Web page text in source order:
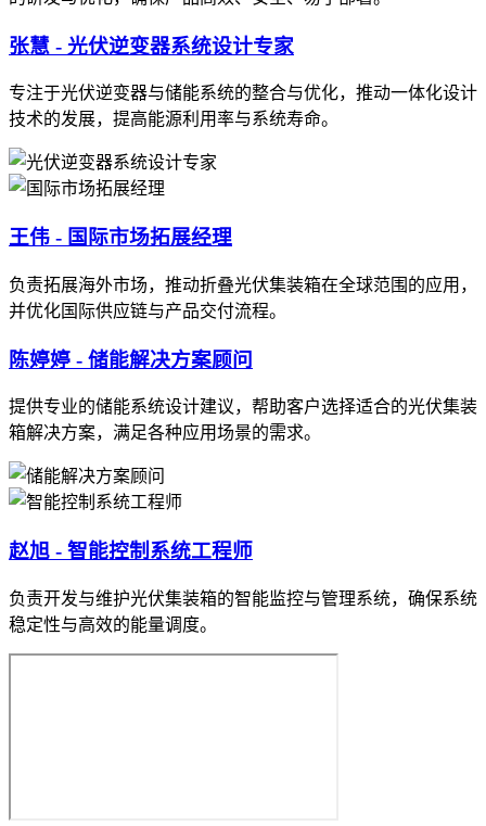
张慧 - 光伏逆变器系统设计专家
专注于光伏逆变器与储能系统的整合与优化，推动一体化设计
技术的发展，提高能源利用率与系统寿命。
王伟 - 国际市场拓展经理
负责拓展海外市场，推动折叠光伏集装箱在全球范围的应用，
并优化国际供应链与产品交付流程。
陈婷婷 - 储能解决方案顾问
提供专业的储能系统设计建议，帮助客户选择适合的光伏集装
箱解决方案，满足各种应用场景的需求。
赵旭 - 智能控制系统工程师
负责开发与维护光伏集装箱的智能监控与管理系统，确保系统
稳定性与高效的能量调度。